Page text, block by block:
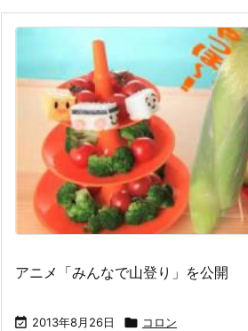
アニメ「みんなで山登り」を公開
 2013年8月26日  コロン